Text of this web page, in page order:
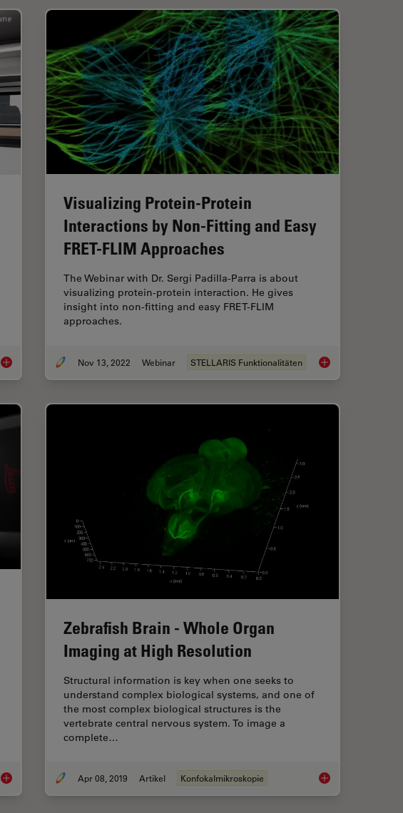
Virtual Reality Showcase for STELLARIS Confocal Microscopy Platform
Visualizing Protein-Protein
Interactions by Non-Fitting and Easy
FRET-FLIM Approaches
The Webinar with Dr. Sergi Padilla-Parra is about
visualizing protein-protein interaction. He gives
insight into non-fitting and easy FRET-FLIM
approaches.
Nov 13, 2022 Webinar STELLARIS Funktionalitäten Visualizing Protein-
The Power HyD Detector Family
Zebrafish Brain - Whole Organ
Imaging at High Resolution
Structural information is key when one seeks to
understand complex biological systems, and one of
the most complex biological structures is the
vertebrate central nervous system. To image a
complete…
Apr 08, 2019 Artikel Konfokalmikroskopie Zebrafish Brain -